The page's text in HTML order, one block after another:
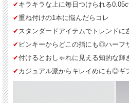
✔︎キラキラな上に毎日つけられる
✔︎重ね付けの1本に悩んだらコレ
✔︎スタンダードアイテムでトレンドに
✔︎ ピンキーからどこの指にも◎ハーフ
✔︎付けるとおしゃれに見える知的な輝
✔︎カジュアル派からキレイめにも◎ギ